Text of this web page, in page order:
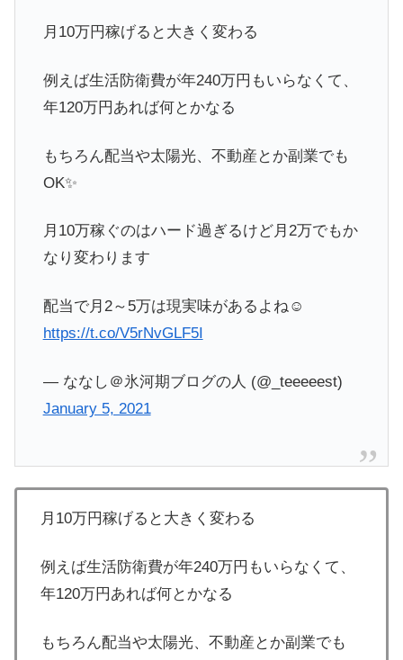
月10万円稼げると大きく変わる
例えば生活防衛費が年240万円もいらなくて、
年120万円あれば何とかなる
もちろん配当や太陽光、不動産とか副業でも
OK✨
月10万稼ぐのはハード過ぎるけど月2万でもか
なり変わります
配当で月2～5万は現実味があるよね☺️
https://t.co/V5rNvGLF5I
— ななし＠氷河期ブログの人 (@_teeeeest)
January 5, 2021
月10万円稼げると大きく変わる
例えば生活防衛費が年240万円もいらなくて、
年120万円あれば何とかなる
もちろん配当や太陽光、不動産とか副業でも